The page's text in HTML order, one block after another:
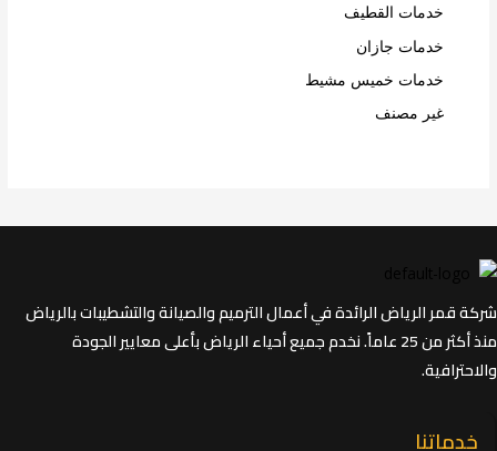
خدمات القطيف
خدمات جازان
خدمات خميس مشيط
غير مصنف
شركة قمر الرياض الرائدة في أعمال الترميم والصيانة والتشطيبات بالرياض
منذ أكثر من 25 عاماً. نخدم جميع أحياء الرياض بأعلى معايير الجودة
والاحترافية.
خدماتنا